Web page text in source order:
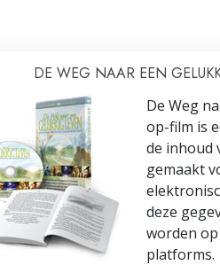
DE WEG NAAR EEN
De Weg
op-film is
de inhoud
gemaakt
deze
worden op
platforms.